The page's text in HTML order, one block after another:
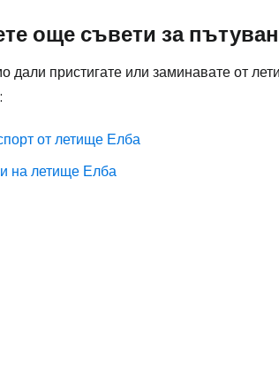
още съвети за
дали пристигате или заминавате от
от летище Елба
на летище Елба